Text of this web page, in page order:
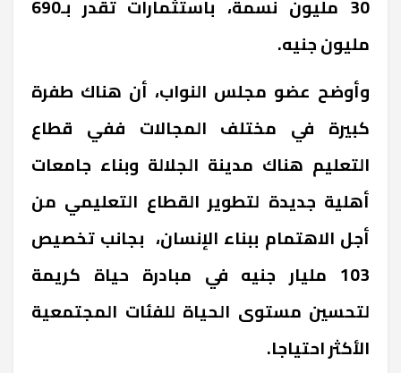
30 مليون نسمة، باستثمارات تقدر بـ690
مليون جنيه.
وأوضح عضو مجلس النواب، أن هناك طفرة
كبيرة في مختلف المجالات ففي قطاع
التعليم هناك مدينة الجلالة وبناء جامعات
أهلية جديدة لتطوير القطاع التعليمي من
أجل الاهتمام ببناء الإنسان، بجانب تخصيص
103 مليار جنيه في مبادرة حياة كريمة
لتحسين مستوى الحياة للفئات المجتمعية
الأكثر احتياجا.